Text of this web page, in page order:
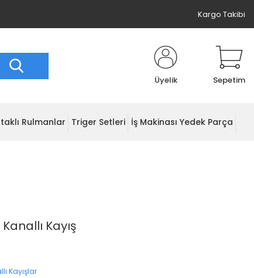
Kargo Takibi
Üyelik Sepetim
Rulmanlar Triger Setleri İş Makinası Yedek Parça
Kayış
Kayışlar